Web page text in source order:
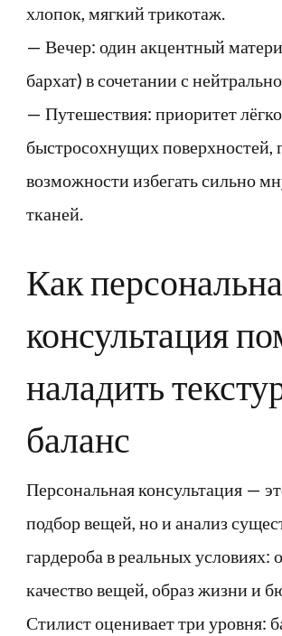
хлопок, мягкий трикотаж.
— Вечер: один акцентный
бархат) в сочетании с
— Путешествия: приоритет
быстросохнущих поверхностей,
возможности избегать сильно
тканей.
Как
консультация
наладить
баланс
Персональная консультация —
подбор вещей, но и анализ
гардероба в реальных условиях:
качество вещей, образ жизни и
Стилист оценивает три уровня: